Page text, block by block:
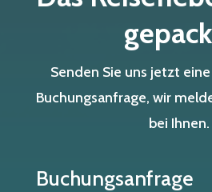
Senden Sie uns jetzt
Buchungsanfrage, wir
bei Ihnen.
Buchungsanfrage